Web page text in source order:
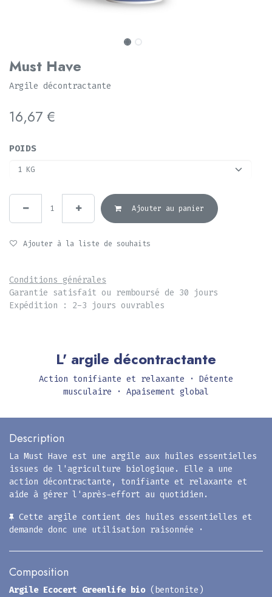
Must Have
Argile décontractante
16,67€
POIDS
Ajouter au panier
Ajouter à la liste de souhaits
Conditions générales
Garantie satisfait ou remboursé de 30 jours
Expédition : 2-3 jours ouvrables
L' argile décontractante
Action tonifiante et relaxante · Détente
musculaire · Apaisement global
Description
La Must Have est une argile aux huiles essentielles
issues de l'agriculture biologique. Elle a une
action décontractante, tonifiante et relaxante et
aide à gérer l'après-effort au quotidien.
Cette argile contient des huiles essentielles et
demande donc une utilisation raisonnée ·
Composition
Argile Ecocert Greenlife bio (bentonite)